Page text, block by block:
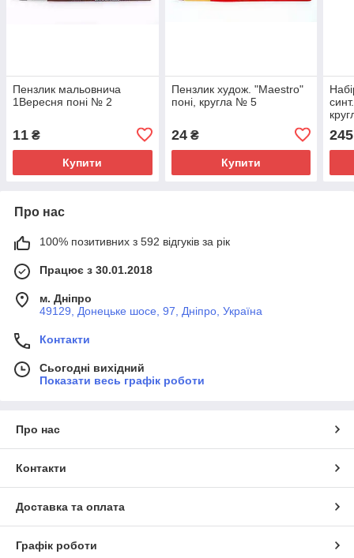
Пензлик мальовнича
1Вересня поні № 2
11 ₴
Купити
Пензлик худож. "Maestro"
поні, кругла № 5
24₴
Купити
245
Про нас
100% позитивних з 592 відгуків за рік
Працює з 30.01.2018
м. Дніпро
49129, Донецьке шосе, 97, Дніпро, Україна
Контакти
Сьогодні вихідний
Показати весь графік роботи
Про нас
Контакти
Доставка та оплата
Графік роботи